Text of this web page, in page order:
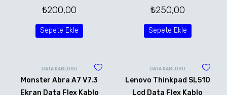
₺200,00
Sepete Ekle
₺250,00
Sepete Ekle
DATA KABLOSU
Monster Abra A7 V7.3
Ekran Data Flex Kablo
DATA KABLOSU
Lenovo Thinkpad SL510
Lcd Data Flex Kablo